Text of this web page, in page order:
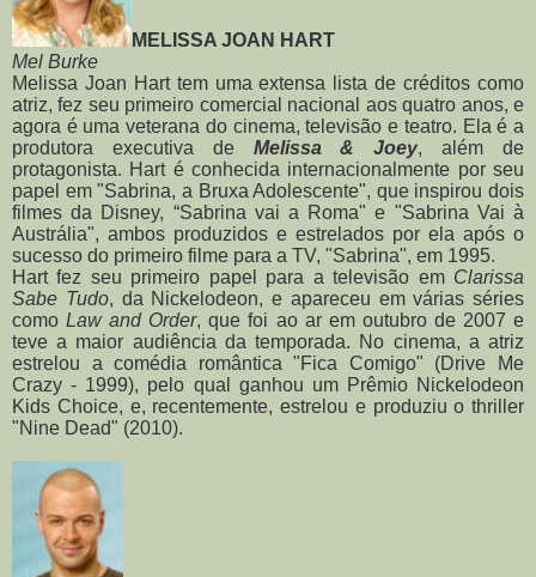
MELISSA JOAN HART
Mel Burke
Melissa Joan Hart tem uma extensa lista de créditos como
atriz, fez seu primeiro comercial nacional aos quatro anos, e
agora é uma veterana do cinema, televisão e teatro. Ela é a
produtora executiva de Melissa & Joey, além de
protagonista. Hart é conhecida internacionalmente por seu
papel em "Sabrina, a Bruxa Adolescente", que inspirou dois
filmes da Disney, “Sabrina vai a Roma" e "Sabrina Vai à
Austrália", ambos produzidos e estrelados por ela após o
sucesso do primeiro filme para a TV, "Sabrina", em 1995.
Hart fez seu primeiro papel para a televisão em Clarissa
Sabe Tudo, da Nickelodeon, e apareceu em várias séries
comoLaw and Order, que foi ao ar em outubro de 2007 e
teve a maior audiência da temporada. No cinema, a atriz
estrelou a comédia romântica "Fica Comigo" (Drive Me
Crazy - 1999), pelo qual ganhou um Prêmio Nickelodeon
Kids Choice, e, recentemente, estrelou e produziu o thriller
"Nine Dead" (2010).